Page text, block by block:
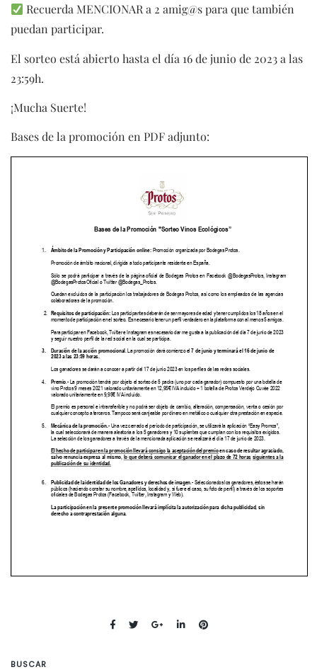
Recuerda MENCIONAR a 2 amig@s para que también
puedan participar.
El sorteo está abierto hasta el día 16 de junio de 2023 a las
23:59h.
¡Mucha Suerte!
Bases de la promoción en PDF adjunto:
BUSCAR